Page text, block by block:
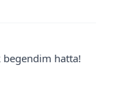
hatta!